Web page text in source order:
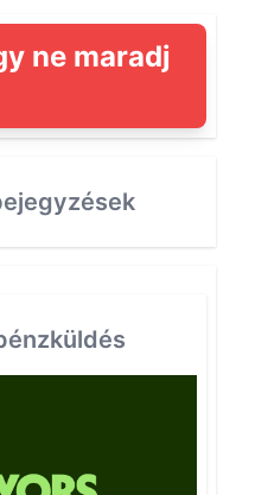
ne maradj